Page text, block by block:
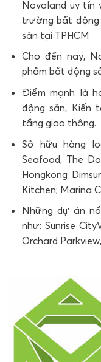
Novaland uy tín
trường bất
sản tại TPHCM
Cho đến nay,
phẩm bất động
Điểm mạnh là
động sản, Kiến
tầng giao thông.
Sở hữu hàng
Seafood, The
Hongkong
Kitchen; Marina
Những dự án
như: Sunrise
Orchard